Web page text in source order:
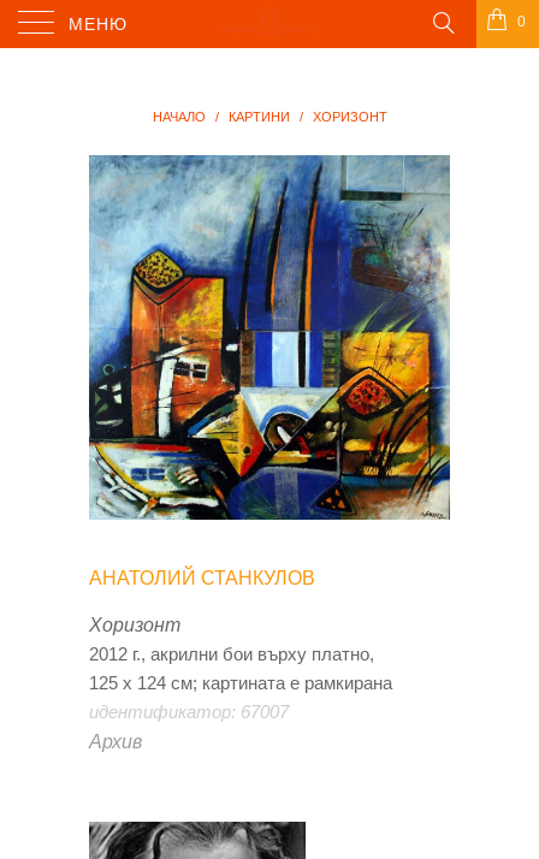
МЕНЮ 0
НАЧАЛО / КАРТИНИ / ХОРИЗОНТ
АНАТОЛИЙ СТАНКУЛОВ
Хоризонт
2012 г., акрилни бои върху платно,
125 х 124 см; картината е рамкирана
идентификатор: 67007
Архив